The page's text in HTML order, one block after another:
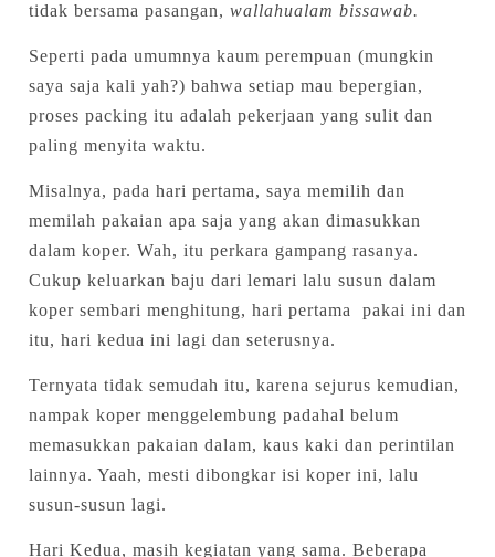
tidak bersama pasangan, wallahualam bissawab.
Seperti pada umumnya kaum perempuan (mungkin
saya saja kali yah?) bahwa setiap mau bepergian,
proses packing itu adalah pekerjaan yang sulit dan
paling menyita waktu.
Misalnya, pada hari pertama, saya memilih dan
memilah pakaian apa saja yang akan dimasukkan
dalam koper. Wah, itu perkara gampang rasanya.
Cukup keluarkan baju dari lemari lalu susun dalam
koper sembari menghitung, hari pertama pakai ini dan
itu, hari kedua ini lagi dan seterusnya.
Ternyata tidak semudah itu, karena sejurus kemudian,
nampak koper menggelembung padahal belum
memasukkan pakaian dalam, kaus kaki dan perintilan
lainnya. Yaah, mesti dibongkar isi koper ini, lalu
susun-susun lagi.
Hari Kedua, masih kegiatan yang sama. Beberapa